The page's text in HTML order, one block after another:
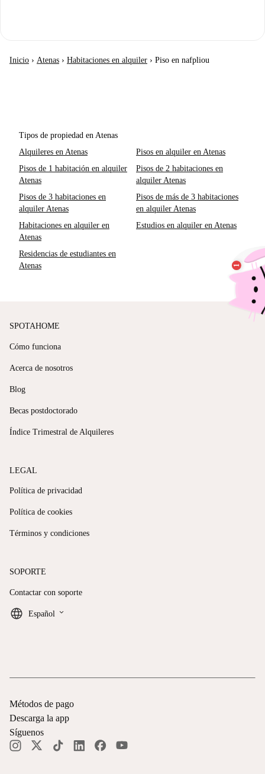
Inicio › Atenas › Habitaciones en alquiler › Piso en nafpliou
Tipos de propiedad en Atenas
Alquileres en Atenas
Pisos en alquiler en Atenas
Pisos de 1 habitación en alquiler
Atenas
Pisos de 2 habitaciones en
alquiler Atenas
Pisos de 3 habitaciones en
alquiler Atenas
Pisos de más de 3 habitaciones
en alquiler Atenas
Habitaciones en alquiler en
Atenas
Estudios en alquiler en Atenas
Residencias de estudiantes en
Atenas
SPOTAHOME
Cómo funciona
Acerca de nosotros
Blog
Becas postdoctorado
Índice Trimestral de Alquileres
LEGAL
Política de privacidad
Política de cookies
Términos y condiciones
SOPORTE
Contactar con soporte
Español keyboard_arrow_down
Métodos de pago
Descarga la app
Síguenos